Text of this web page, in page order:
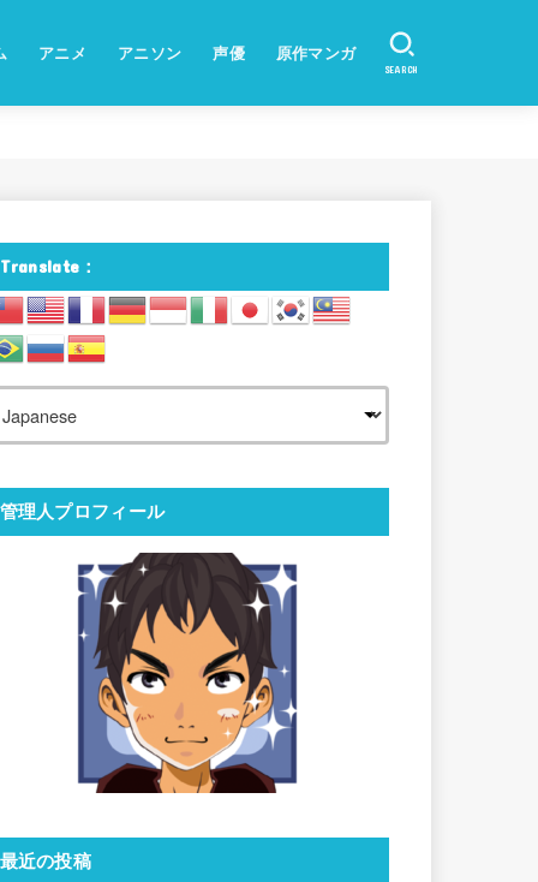
アニメ アニソン 声優 原作マンガ
SEARCH
Translate：
管理人プロフィール
最近の投稿